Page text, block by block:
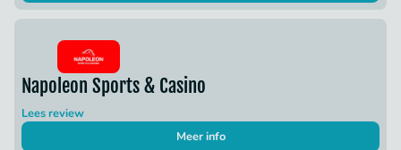
Napoleon Sports & Casino
Lees review
Meer info